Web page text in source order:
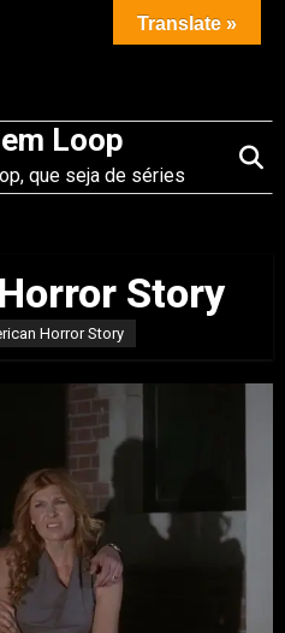
Loop
que seja de séries
Story
Horror Story
Translate »